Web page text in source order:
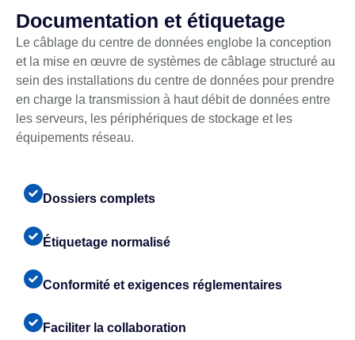
Documentation et étiquetage
Le câblage du centre de données englobe la conception
et la mise en œuvre de systèmes de câblage structuré au
sein des installations du centre de données pour prendre
en charge la transmission à haut débit de données entre
les serveurs, les périphériques de stockage et les
équipements réseau.
Dossiers complets
Étiquetage normalisé
Conformité et exigences réglementaires
Faciliter la collaboration